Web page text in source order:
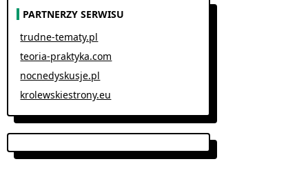
PARTNERZY SERWISU
trudne-tematy.pl
teoria-praktyka.com
nocnedyskusje.pl
krolewskiestrony.eu